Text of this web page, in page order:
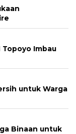
Topoyo Imbau
untuk Warga
Binaan untuk